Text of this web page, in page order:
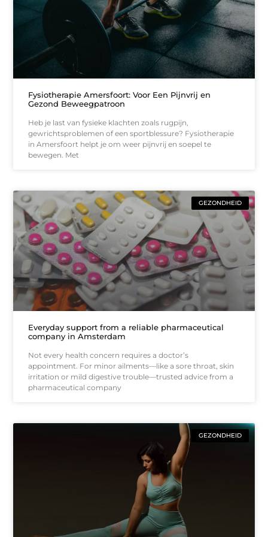
Fysiotherapie Amersfoort: Voor Een Pijnvrij en
Gezond Beweegpatroon
Heb je last van fysieke klachten zoals rugpijn,
gewrichtsproblemen of een sportblessure? Fysiotherapie
in Amersfoort helpt je om weer pijnvrij en soepel te
bewegen. Met
GEZONDHEID
Everyday support from a reliable pharmaceutical
company in Amsterdam
Not every health concern requires a doctor’s
appointment. For minor ailments—like a sore throat, skin
irritation or mild digestive trouble—trusted advice from a
pharmaceutical company
GEZONDHEID